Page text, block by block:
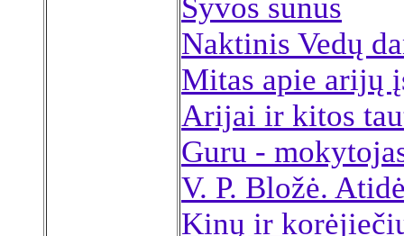
Šyvos sūnūs
Naktinis Vedų
Mitas apie arijų
Arijai ir kitos
Guru -
V. P. Bložė.
Kinų ir